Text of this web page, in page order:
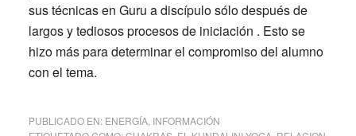
sus técnicas en Guru a discípulo sólo después de
largos y tediosos procesos de iniciación . Esto se
hizo más para determinar el compromiso del alumno
con el tema.
PUBLICADO EN: ENERGÍA, INFORMACIÓN